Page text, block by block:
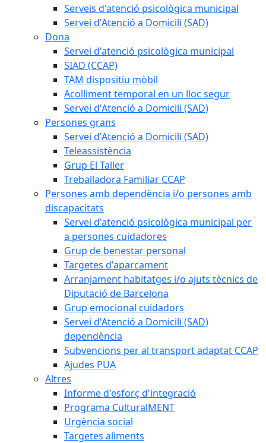
Serveis d'atenció psicològica municipal
Servei d'Atenció a Domicili (SAD)
Dona
Servei d'atenció psicològica municipal
SIAD (CCAP)
TAM dispositiu mòbil
Acolliment temporal en un lloc segur
Servei d'Atenció a Domicili (SAD)
Persones grans
Servei d'Atenció a Domicili (SAD)
Teleassistència
Grup El Taller
Treballadora Familiar CCAP
Persones amb dependència i/o persones amb
discapacitats
Servei d'atenció psicològica municipal per
a persones cuidadores
Grup de benestar personal
Targetes d'aparcament
Arranjament habitatges i/o ajuts tècnics de
Diputació de Barcelona
Grup emocional cuidadors
Servei d'Atenció a Domicili (SAD)
dependència
Subvencions per al transport adaptat CCAP
Ajudes PUA
Altres
Informe d'esforç d'integració
Programa CulturalMENT
Urgència social
Targetes aliments